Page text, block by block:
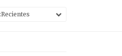
Recientes